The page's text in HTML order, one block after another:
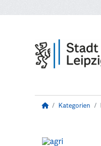
Kategorien